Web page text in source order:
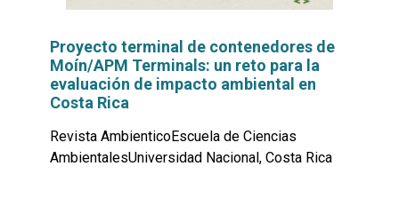
Proyecto terminal de contenedores de
Moín/APM Terminals: un reto para la
evaluación de impacto ambiental en
Costa Rica
Revista AmbienticoEscuela de Ciencias
AmbientalesUniversidad Nacional, Costa Rica